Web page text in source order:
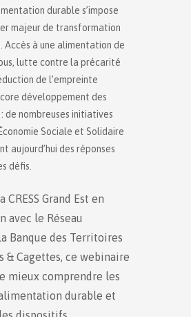
durable s’impose
majeur de transformation
Accès à une alimentation de
lutte contre la précarité
de l’empreinte
développement des
de nombreuses initiatives
Sociale et Solidaire
aujourd’hui des réponses
défis.
CRESS Grand Est en
avec le Réseau
la Banque des Territoires
& Cagettes, ce webinaire
mieux comprendre les
durable et